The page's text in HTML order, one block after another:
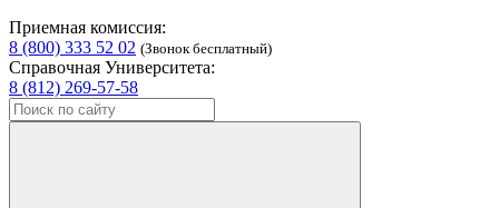
Приемная комиссия:
8 (800) 333 52 02 (Звонок бесплатный)
Справочная Университета:
8 (812) 269-57-58